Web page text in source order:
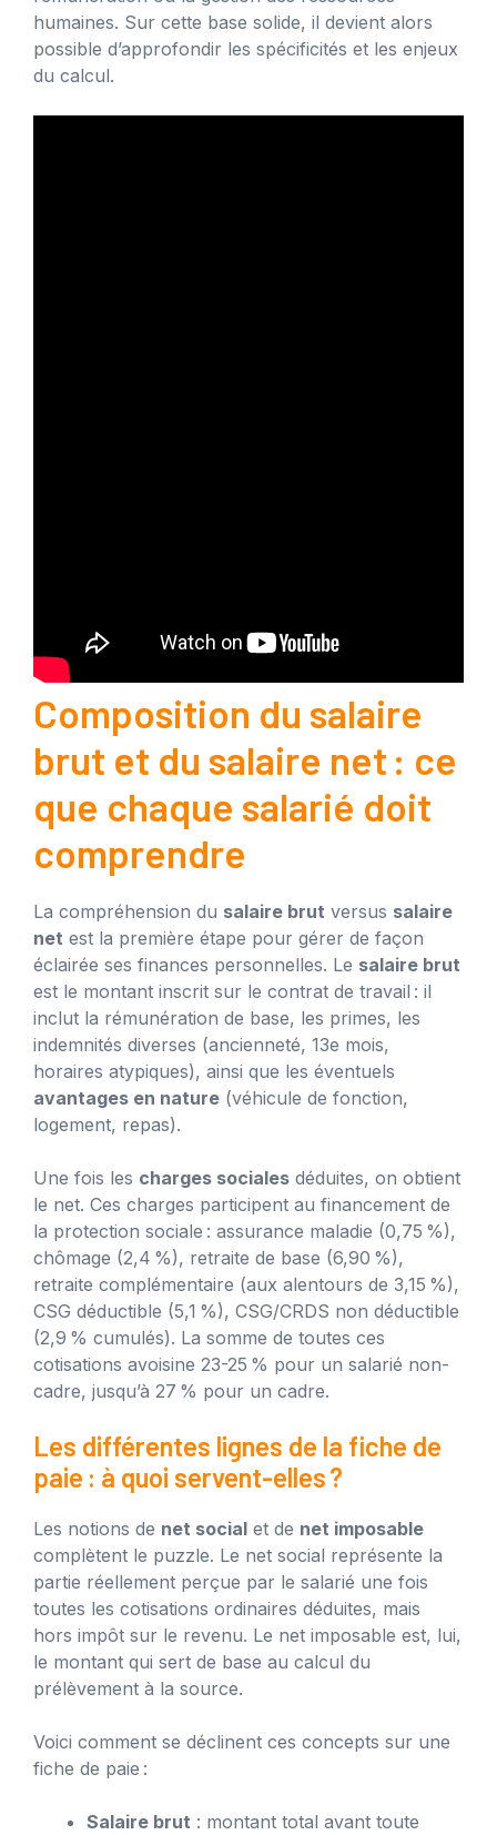
humaines. Sur cette base solide, il devient alors
possible d’approfondir les spécificités et les enjeux
du calcul.
Composition du salaire
brut et du salaire net : ce
que chaque salarié doit
comprendre
La compréhension du salaire brut versus salaire
net est la première étape pour gérer de façon
éclairée ses finances personnelles. Le salaire brut
est le montant inscrit sur le contrat de travail : il
inclut la rémunération de base, les primes, les
indemnités diverses (ancienneté, 13e mois,
horaires atypiques), ainsi que les éventuels
avantages en nature (véhicule de fonction,
logement, repas).
Une fois les charges sociales déduites, on obtient
le net. Ces charges participent au financement de
la protection sociale : assurance maladie (0,75 %),
chômage (2,4 %), retraite de base (6,90 %),
retraite complémentaire (aux alentours de 3,15 %),
CSG déductible (5,1 %), CSG/CRDS non déductible
(2,9 % cumulés). La somme de toutes ces
cotisations avoisine 23-25 % pour un salarié non-
cadre, jusqu’à 27 % pour un cadre.
Les différentes lignes de la fiche de
paie : à quoi servent-elles ?
Les notions de net social et de net imposable
complètent le puzzle. Le net social représente la
partie réellement perçue par le salarié une fois
toutes les cotisations ordinaires déduites, mais
hors impôt sur le revenu. Le net imposable est, lui,
le montant qui sert de base au calcul du
prélèvement à la source.
Voici comment se déclinent ces concepts sur une
fiche de paie :
Salaire brut : montant total avant toute